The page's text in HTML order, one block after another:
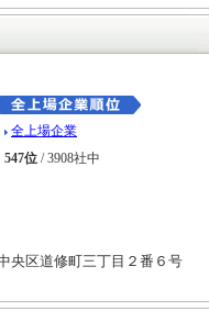
全上場企業
547位 / 3908社中
央区道修町三丁目２番６号